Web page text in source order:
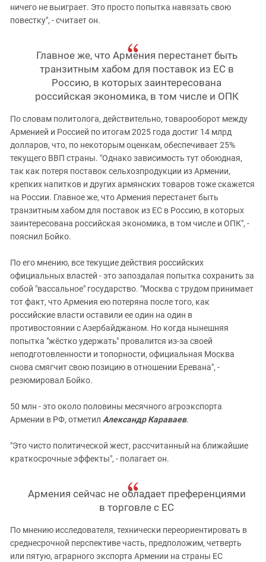
ничего не выиграет. Это просто попытка навязать свою
повестку", - считает он.
Главное же, что Армения перестанет быть
транзитным хабом для поставок из ЕС в
Россию, в которых заинтересована
российская экономика, в том числе и ОПК
По словам политолога, действительно, товарооборот между
Арменией и Россией по итогам 2025 года достиг 14 млрд
долларов, что, по некоторым оценкам, обеспечивает 25%
текущего ВВП страны. "Однако зависимость тут обоюдная,
так как потеря поставок сельхозпродукции из Армении,
крепких напитков и других армянских товаров тоже скажется
на России. Главное же, что Армения перестанет быть
транзитным хабом для поставок из ЕС в Россию, в которых
заинтересована российская экономика, в том числе и ОПК", -
пояснил Бойко.
По его мнению, все текущие действия российских
официальных властей - это запоздалая попытка сохранить за
собой "вассальное" государство. "Москва с трудом принимает
тот факт, что Армения ею потеряна после того, как
российские власти оставили ее один на один в
противостоянии с Азербайджаном. Но когда нынешняя
попытка "жёстко удержать" провалится из-за своей
неподготовленности и топорности, официальная Москва
снова смягчит свою позицию в отношении Еревана", -
резюмировал Бойко.
50 млн - это около половины месячного агроэкспорта
Армении в РФ, отметил Александр Караваев.
"Это чисто политической жест, рассчитанный на ближайшие
краткосрочные эффекты", - полагает он.
Армения сейчас не обладает преференциями
в торговле с ЕС
По мнению исследователя, технически переориентировать в
среднесрочной перспективе часть, предположим, четверть
или пятую, аграрного экспорта Армении на страны ЕС